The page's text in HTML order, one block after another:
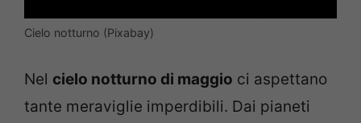
Cielo notturno (Pixabay)
Nel cielo notturno di maggio ci aspettano
tante meraviglie imperdibili. Dai pianeti